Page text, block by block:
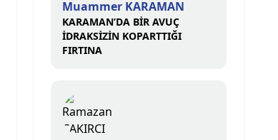
Muammer KARAMAN
KARAMAN’DA BİR AVUÇ
İDRAKSİZİN KOPARTTIĞI
FIRTINA